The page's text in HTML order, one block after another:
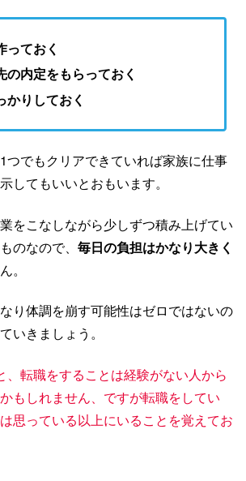
っておく
の内定をもらっておく
かりしておく
つでもクリアできていれば家族に仕事
してもいいとおもいます。
をこなしながら少しずつ積み上げてい
のなので、 毎日の負担はかなり大きく
。
り体調を崩す可能性はゼロではないの
いきましょう。
、転職をすることは経験がない人から
もしれません、ですが転職をしてい
思っている以上にいることを覚えてお